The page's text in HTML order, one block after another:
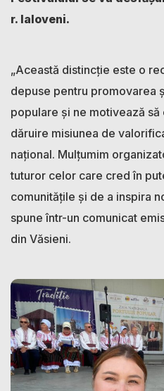
r. Ialoveni.
„Această distincție este o
depuse pentru promovarea
populare și ne motivează
dăruire misiunea de
național. Mulțumim
tuturor celor care cred în
comunitățile și de a inspira
spune într-un comunicat
din Văsieni.